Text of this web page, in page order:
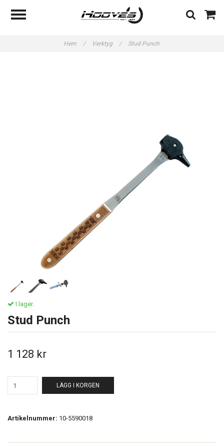
Hem / Verktyg / Stud Punch
I lager.
Stud Punch
1 128 kr
LÄGG I KORGEN
Artikelnummer: 10-5590018